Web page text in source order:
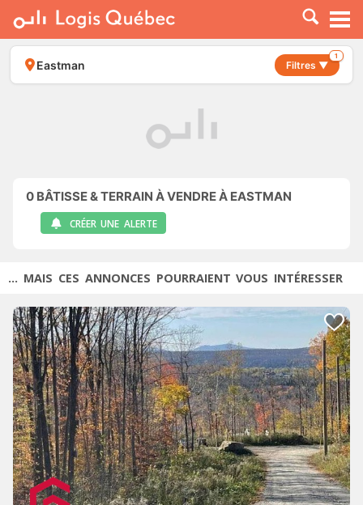
À LOUER
À VENDRE
PLACER UNE ANNONCE
Eastman Filtres ▼
1
0 BÂTISSE & TERRAIN À VENDRE À EASTMAN
CRÉER UNE ALERTE
... MAIS CES ANNONCES POURRAIENT VOUS INTÉRESSER